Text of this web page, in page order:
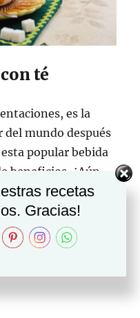
té
es la
del mundo después
popular bebida
beneficios. ¿Aún
del té y sus
algunas
cuidar tu salud
recetas
Gracias!